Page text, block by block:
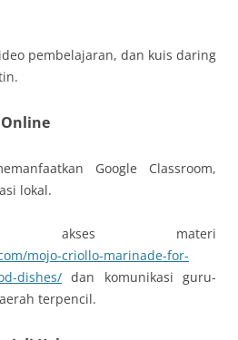
pembelajaran, dan kuis daring
Google Classroom,
lokal.
akses materi
mojo-criollo-marinade-for-
dishes/ dan komunikasi guru-
terpencil.